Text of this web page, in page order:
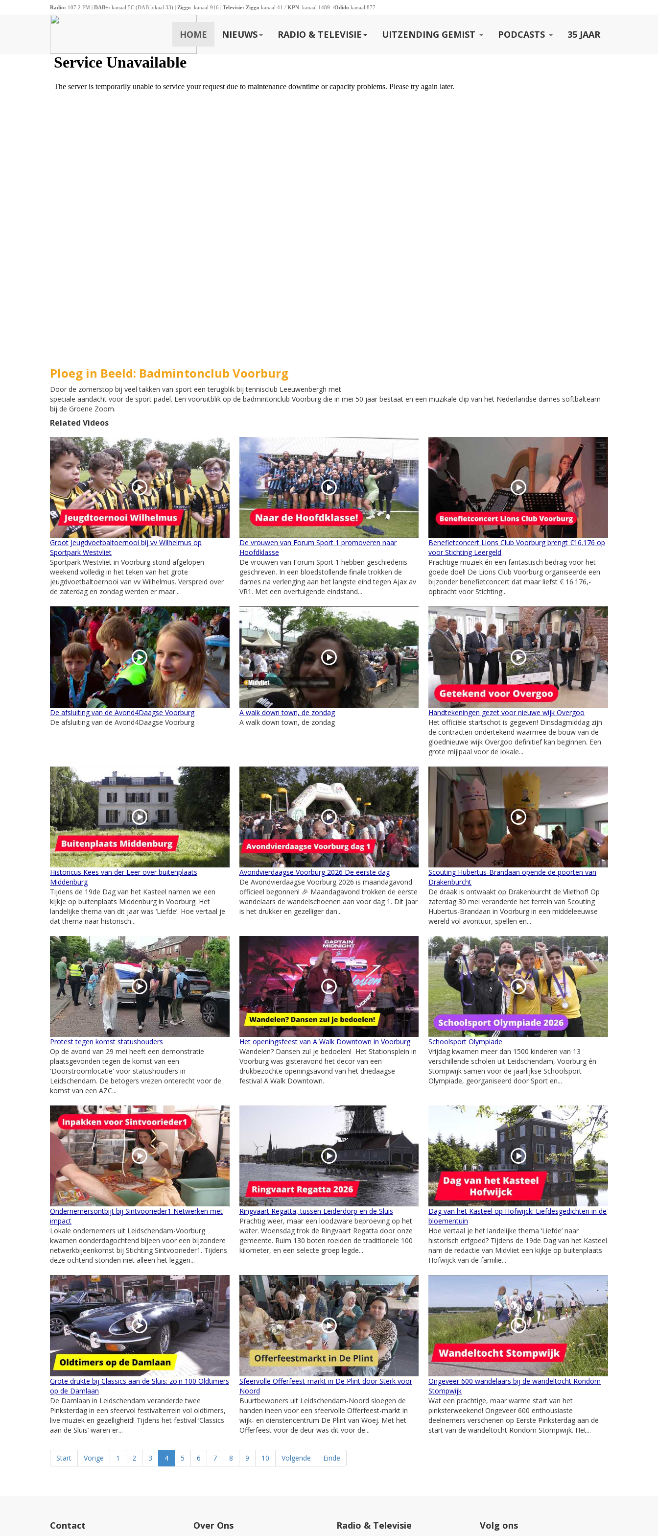
Radio: 107.2 FM | DAB+: kanaal 5C (DAB lokaal 33) | Ziggo kanaal 916 | Televisie: Ziggo kanaal 41 / KPN kanaal 1489 /Odido kanaal 877
HOME NIEUWS RADIO & TELEVISIE UITZENDING GEMIST PODCASTS 35 JAAR
Ploeg in Beeld: Badmintonclub Voorburg
Door de zomerstop bij veel takken van sport een terugblik bij tennisclub Leeuwenbergh met
speciale aandacht voor de sport padel. Een vooruitblik op de badmintonclub Voorburg die in mei 50 jaar bestaat en een muzikale clip van het Nederlandse dames softbalteam
bij de Groene Zoom.
Related Videos
Groot Jeugdvoetbaltoernooi bij vv Wilhelmus op
Sportpark Westvliet
Sportpark Westvliet in Voorburg stond afgelopen
weekend volledig in het teken van het grote
jeugdvoetbaltoernooi van vv Wilhelmus. Verspreid over
de zaterdag en zondag werden er maar...
De vrouwen van Forum Sport 1 promoveren naar
Hoofdklasse
De vrouwen van Forum Sport 1 hebben geschiedenis
geschreven. In een bloedstollende finale trokken de
dames na verlenging aan het langste eind tegen Ajax av
VR1. Met een overtuigende eindstand...
Benefietconcert Lions Club Voorburg brengt €16.176 op
voor Stichting Leergeld
Prachtige muziek én een fantastisch bedrag voor het
goede doel! De Lions Club Voorburg organiseerde een
bijzonder benefietconcert dat maar liefst € 16.176,-
opbracht voor Stichting...
De afsluiting van de Avond4Daagse Voorburg
De afsluiting van de Avond4Daagse Voorburg
A walk down town, de zondag
A walk down town, de zondag
Handtekeningen gezet voor nieuwe wijk Overgoo
Het officiële startschot is gegeven! Dinsdagmiddag zijn
de contracten ondertekend waarmee de bouw van de
gloednieuwe wijk Overgoo definitief kan beginnen. Een
grote mijlpaal voor de lokale...
Historicus Kees van der Leer over buitenplaats
Middenburg
Tijdens de 19de Dag van het Kasteel namen we een
kijkje op buitenplaats Middenburg in Voorburg. Het
landelijke thema van dit jaar was ‘Liefde’. Hoe vertaal je
dat thema naar historisch...
Avondvierdaagse Voorburg 2026 De eerste dag
De Avondvierdaagse Voorburg 2026 is maandagavond
officieel begonnen! 🎉 Maandagavond trokken de eerste
wandelaars de wandelschoenen aan voor dag 1. Dit jaar
is het drukker en gezelliger dan...
Scouting Hubertus-Brandaan opende de poorten van
Drakenburcht
De draak is ontwaakt op Drakenburcht de Vliethof! Op
zaterdag 30 mei veranderde het terrein van Scouting
Hubertus-Brandaan in Voorburg in een middeleeuwse
wereld vol avontuur, spellen en...
Protest tegen komst statushouders
Op de avond van 29 mei heeft een demonstratie
plaatsgevonden tegen de komst van een
'Doorstroomlocatie' voor statushouders in
Leidschendam. De betogers vrezen onterecht voor de
komst van een AZC...
Het openingsfeest van A Walk Downtown in Voorburg
Wandelen? Dansen zul je bedoelen! Het Stationsplein in
Voorburg was gisteravond het decor van een
drukbezochte openingsavond van het driedaagse
festival A Walk Downtown.
Schoolsport Olympiade
Vrijdag kwamen meer dan 1500 kinderen van 13
verschillende scholen uit Leidschendam, Voorburg én
Stompwijk samen voor de jaarlijkse Schoolsport
Olympiade, georganiseerd door Sport en...
Ondernemersontbijt bij Sintvoorieder1 Netwerken met
impact
Lokale ondernemers uit Leidschendam-Voorburg
kwamen donderdagochtend bijeen voor een bijzondere
netwerkbijeenkomst bij Stichting Sintvoorieder1. Tijdens
deze ochtend stonden niet alleen het leggen...
Ringvaart Regatta, tussen Leiderdorp en de Sluis
Prachtig weer, maar een loodzware beproeving op het
water. Woensdag trok de Ringvaart Regatta door onze
gemeente. Ruim 130 boten roeiden de traditionele 100
kilometer, en een selecte groep legde...
Dag van het Kasteel op Hofwijck: Liefdesgedichten in de
bloementuin
Hoe vertaal je het landelijke thema ‘Liefde’ naar
historisch erfgoed? Tijdens de 19de Dag van het Kasteel
nam de redactie van Midvliet een kijkje op buitenplaats
Hofwijck van de familie...
Grote drukte bij Classics aan de Sluis: zo'n 100 Oldtimers
op de Damlaan
De Damlaan in Leidschendam veranderde twee
Pinksterdag in een sfeervol festivalterrein vol oldtimers,
live muziek en gezelligheid! Tijdens het festival ‘Classics
aan de Sluis’ waren er...
Sfeervolle Offerfeest-markt in De Plint door Sterk voor
Noord
Buurtbewoners uit Leidschendam-Noord sloegen de
handen ineen voor een sfeervolle Offerfeest-markt in
wijk- en dienstencentrum De Plint van Woej. Met het
Offerfeest voor de deur was dit voor de...
Ongeveer 600 wandelaars bij de wandeltocht Rondom
Stompwijk
Wat een prachtige, maar warme start van het
pinksterweekend! Ongeveer 600 enthousiaste
deelnemers verschenen op Eerste Pinksterdag aan de
start van de wandeltocht Rondom Stompwijk. Het...
Start Vorige 1 2 3 4 5 6 7 8 9 10 Volgende Einde
Contact Over Ons Radio & Televisie Volg ons